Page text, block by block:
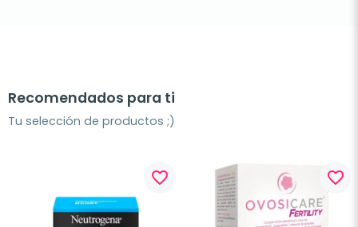
Recomendados para ti
Tu selección de productos ;)
favorite_border favorite_border